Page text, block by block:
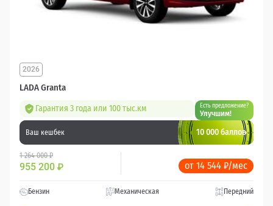
LADA Granta
2026
Гарантия 3 года или 100 тыс.км Есть предложение?
Улучшим!
Ваш кешбек 10 000 баллов
1 264 000 ₽
955 200 ₽ от 14 544 ₽/мес
Бензин Механическая Передний